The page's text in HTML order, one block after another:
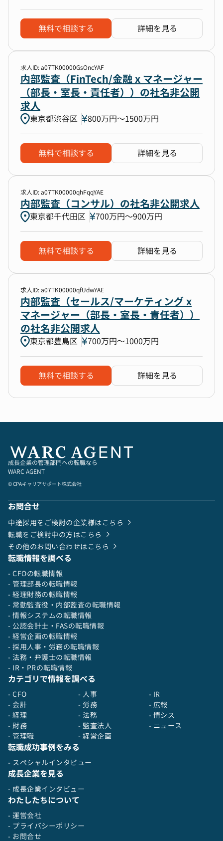
無料で相談する 詳細を見る
求人ID: a07TK00000GsOncYAF
内部監査（FinTech/金融 x マネージャー
（部長・室長・責任者））の社名非公開
求人
東京都渋谷区 800万円〜1500万円
無料で相談する 詳細を見る
求人ID: a07TK00000qhFqqYAE
内部監査（コンサル）の社名非公開求人
東京都千代田区 700万円〜900万円
無料で相談する 詳細を見る
求人ID: a07TK00000qfUdwYAE
内部監査（セールス/マーケティング x
マネージャー（部長・室長・責任者））
の社名非公開求人
東京都豊島区 700万円〜1000万円
無料で相談する 詳細を見る
成長企業の管理部門への転職なら
WARC AGENT
© CPAキャリアサポート株式会社
お問合せ
中途採用をご検討の企業様はこちら
転職をご検討中の方はこちら
その他のお問い合わせはこちら
転職情報を調べる
- CFOの転職情報
- 管理部長の転職情報
- 経理財務の転職情報
- 常勤監査役・内部監査の転職情報
- 情報システムの転職情報
- 公認会計士・FASの転職情報
- 経営企画の転職情報
- 採用人事・労務の転職情報
- 法務・弁護士の転職情報
- IR・PRの転職情報
カテゴリで情報を調べる
- CFO
- 会計
- 経理
- 財務
- 管理職
- 人事
- 労務
- 法務
- 監査法人
- 経営企画
- IR
- 広報
- 情シス
- ニュース
転職成功事例をみる
- スペシャルインタビュー
成長企業を見る
- 成長企業インタビュー
わたしたちについて
- 運営会社
- プライバシーポリシー
- お問合せ